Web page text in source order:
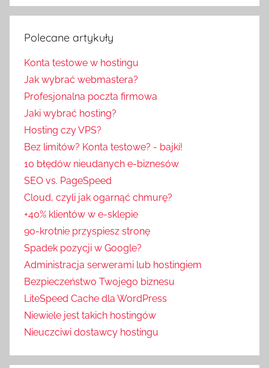
Polecane artykuły
Konta testowe w hostingu
Jak wybrać webmastera?
Profesjonalna poczta firmowa
Jaki wybrać hosting?
Hosting czy VPS?
Bez limitów? Konta testowe? - bajki!
10 błędów nieudanych e-biznesów
SEO vs. PageSpeed
Cloud, czyli jak ogarnąć chmurę?
+40% klientów w e-sklepie
90-krotnie przyspiesz stronę
Spadek pozycji w Google?
Administracja serwerami lub hostingiem
Bezpieczeństwo Twojego biznesu
LiteSpeed Cache dla WordPress
Niewiele jest takich hostingów
Nieuczciwi dostawcy hostingu